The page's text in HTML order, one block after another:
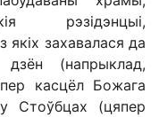
рэзідэнцыі,
якіх захавалася да
(напрыклад,
касцёл Божага
Стоўбцах (цяпер